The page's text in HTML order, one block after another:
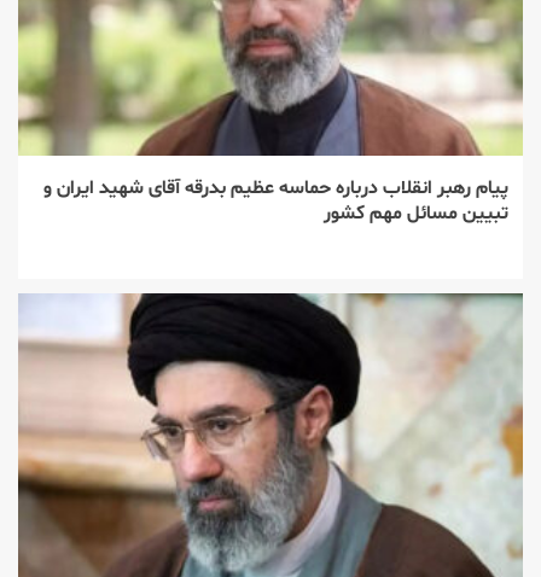
پیام رهبر انقلاب درباره حماسه عظیم بدرقه آقای شهید ایران و
تبیین مسائل مهم کشور